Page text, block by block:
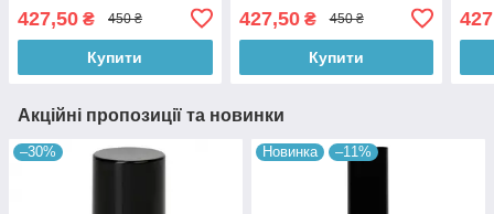
427,50 ₴ 450 ₴
Купити
427,50₴ 450 ₴
Купити
Акційні пропозиції та новинки
–30% Новинка –11%